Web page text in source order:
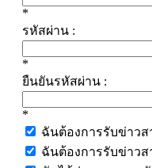
*
รหัสผ่าน :
*
ยืนยันรหัสผ่าน :
*
ฉันต้องการรับข่าวส
ฉันต้องการรับข่าวส